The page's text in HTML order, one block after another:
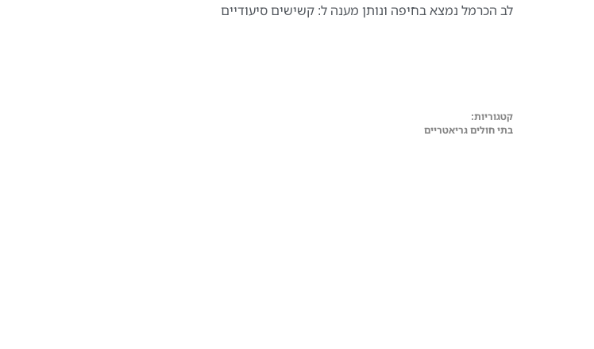
לב הכרמל נמצא בחיפה ונותן מענה ל: קשישים סיעודיים
קטגוריות:
בתי חולים גריאטריים